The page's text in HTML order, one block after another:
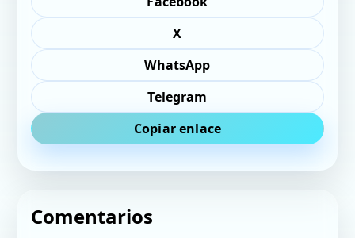
X
WhatsApp
Telegram
Copiar enlace
Comentarios